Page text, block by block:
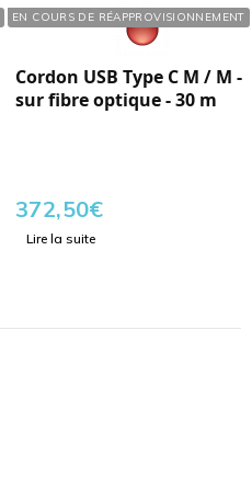
EN COURS DE RÉAPPROVISIONNEMENT
Réf. : 413853
Cordon USB Type C M / M -
sur fibre optique - 30 m
372,50€
Lire la suite